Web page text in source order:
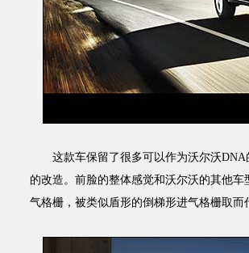
这款车保留了很多可以作为沃尔沃DNA
的改造。前脸的整体感觉和沃尔沃的其他
气格栅，被类似盾形的倒梯形进气格栅取而